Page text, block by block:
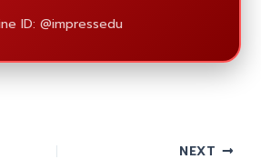
ID: @impressedu
NEXT